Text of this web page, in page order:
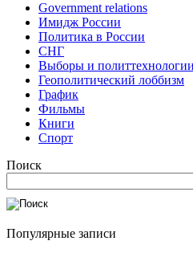
Government relations
Имидж России
Политика в России
СНГ
Выборы и политтехнологии
Геополитический лоббизм
График
Фильмы
Книги
Спорт
Поиск
Популярные записи